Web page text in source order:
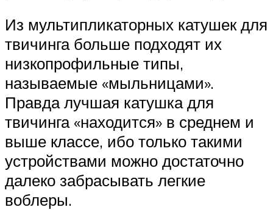
Из мультипликаторных катушек для
твичинга больше подходят их
низкопрофильные типы,
называемые «мыльницами».
Правда лучшая катушка для
твичинга «находится» в среднем и
выше классе, ибо только такими
устройствами можно достаточно
далеко забрасывать легкие
воблеры.